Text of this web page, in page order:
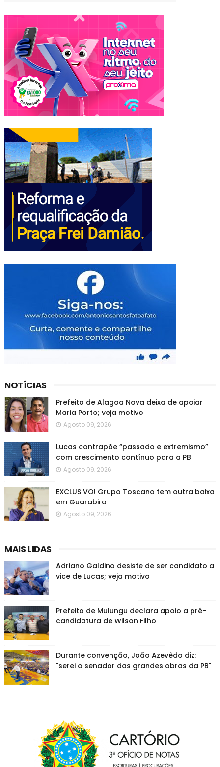
NOTÍCIAS
Prefeito de Alagoa Nova deixa de apoiar
Maria Porto; veja motivo
Agosto 09, 2026
Lucas contrapõe “passado e extremismo”
com crescimento contínuo para a PB
Agosto 09, 2026
EXCLUSIVO! Grupo Toscano tem outra baixa
em Guarabira
Agosto 09, 2026
MAIS LIDAS
Adriano Galdino desiste de ser candidato a
vice de Lucas; veja motivo
Prefeito de Mulungu declara apoio a pré-
candidatura de Wilson Filho
Durante convenção, João Azevêdo diz:
"serei o senador das grandes obras da PB"